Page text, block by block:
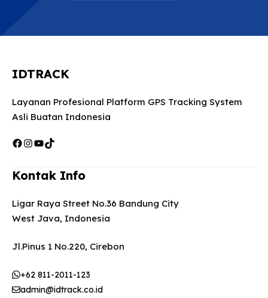
IDTRACK
Layanan Profesional Platform GPS Tracking System
Asli Buatan Indonesia
Facebook
Instagram
YouTube
TikTok
Kontak Info
Ligar Raya Street No.36 Bandung City
West Java, Indonesia
Jl.Pinus 1 No.220, Cirebon
+62 811-2011-123
admin@idtrack.co.id